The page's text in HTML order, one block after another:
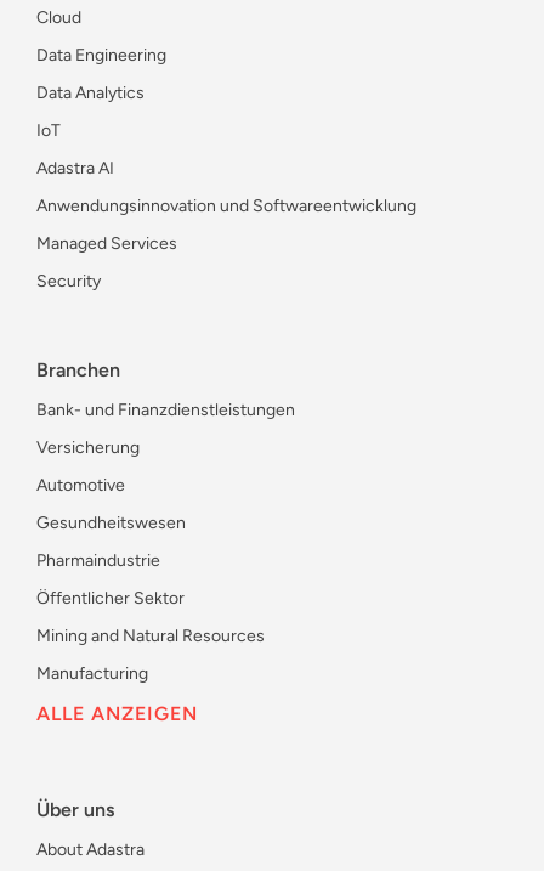
Cloud
Data Engineering
Data Analytics
IoT
Adastra AI
Anwendungsinnovation und Softwareentwicklung
Managed Services
Security
Branchen
Bank- und Finanzdienstleistungen
Versicherung
Automotive
Gesundheitswesen
Pharmaindustrie
Öffentlicher Sektor
Mining and Natural Resources
Manufacturing
ALLE ANZEIGEN
Über uns
About Adastra